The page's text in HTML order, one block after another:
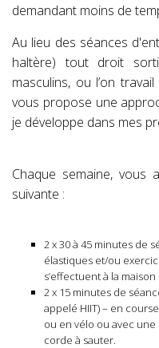
demandant moins de
Au lieu des séances
haltère) tout droit
masculins, ou l’on
vous propose une
je développe dans mes
Chaque semaine, vous
suivante :
2 x 30 à 45 minutes de
élastiques et/ou
s’effectuent à la
2 x 15 minutes de
appelé HIIT) – en
ou en vélo ou avec
corde à sauter.